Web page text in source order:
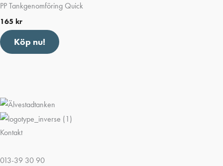
PP Tankgenomföring Quick
165 kr
Köp nu!
Kontakt
013-39 30 90